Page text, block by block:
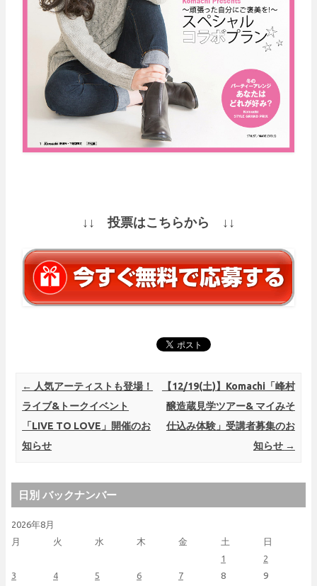
↓↓ 投票はこちらから ↓↓
Post navigation
← 人気アーティストも登場！
ライブ&トークイベント
「LIVE TO LOVE」開催のお
知らせ
【12/19(土)】Komachi「峰村
醸造蔵見学ツアー& マイみそ
仕込み体験」受講者募集のお
知らせ →
日別 バックナンバー
2026年8月
月
火 水 木 金 土
日
1
2
3
4 5 6 7 8 9